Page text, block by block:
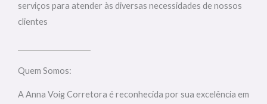
serviços para atender às diversas necessidades de nossos
clientes
Quem Somos:
A Anna Voig Corretora é reconhecida por sua excelência em